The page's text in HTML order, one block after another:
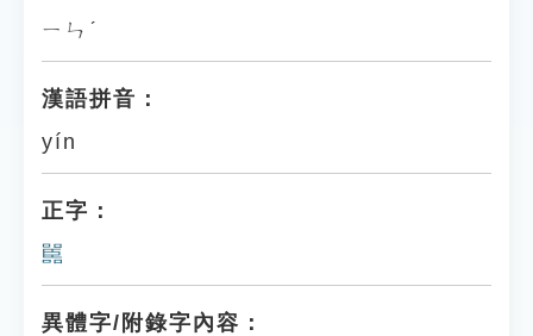
ㄧㄣˊ
漢語拼音：
yín
正字：
嚚
異體字/附錄字內容：